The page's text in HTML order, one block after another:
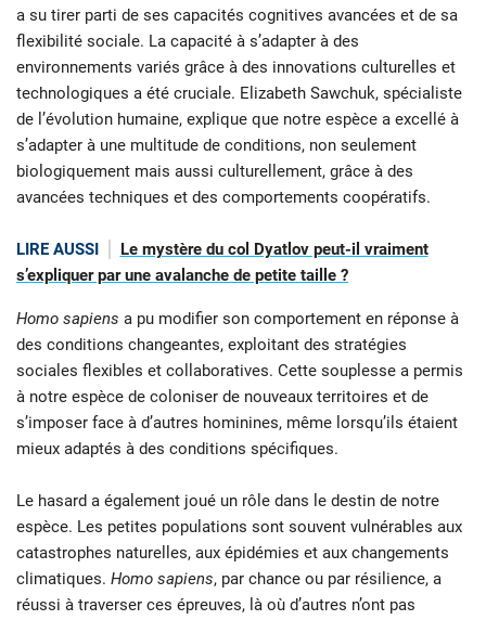
a su tirer parti de ses capacités cognitives avancées et de sa
flexibilité sociale. La capacité à s’adapter à des
environnements variés grâce à des innovations culturelles et
technologiques a été cruciale. Elizabeth Sawchuk, spécialiste
de l’évolution humaine, explique que notre espèce a excellé à
s’adapter à une multitude de conditions, non seulement
biologiquement mais aussi culturellement, grâce à des
avancées techniques et des comportements coopératifs.
LIRE AUSSI
Le mystère du col Dyatlov peut-il vraiment
s’expliquer par une avalanche de petite taille ?
Homo sapiens a pu modifier son comportement en réponse à
des conditions changeantes, exploitant des stratégies
sociales flexibles et collaboratives. Cette souplesse a permis
à notre espèce de coloniser de nouveaux territoires et de
s’imposer face à d’autres hominines, même lorsqu’ils étaient
mieux adaptés à des conditions spécifiques.
Le hasard a également joué un rôle dans le destin de notre
espèce. Les petites populations sont souvent vulnérables aux
catastrophes naturelles, aux épidémies et aux changements
climatiques. Homo sapiens, par chance ou par résilience, a
réussi à traverser ces épreuves, là où d’autres n’ont pas